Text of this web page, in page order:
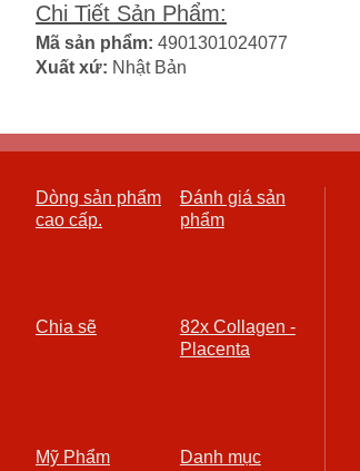
Chi Tiết Sản Phẩm:
Mã sản phẩm: 4901301024077
Xuất xứ: Nhật Bản
Dòng sản phẩm
cao cấp.
Đánh giá sản
phẩm
Chia sẽ
82x Collagen -
Placenta
Mỹ Phẩm Danh mục